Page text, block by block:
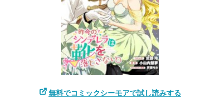
無料でコミックシーモアで試し読みする